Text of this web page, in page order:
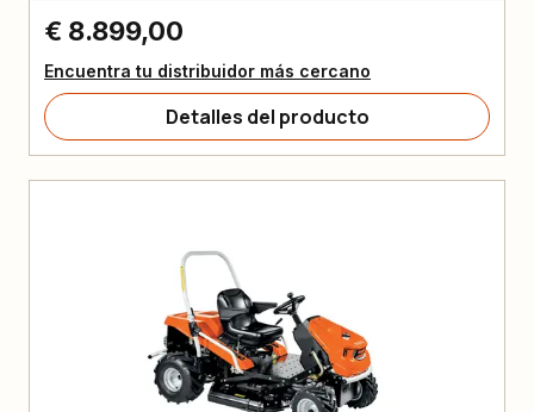
€ 8.899,00
Encuentra tu distribuidor más cercano
Detalles del producto